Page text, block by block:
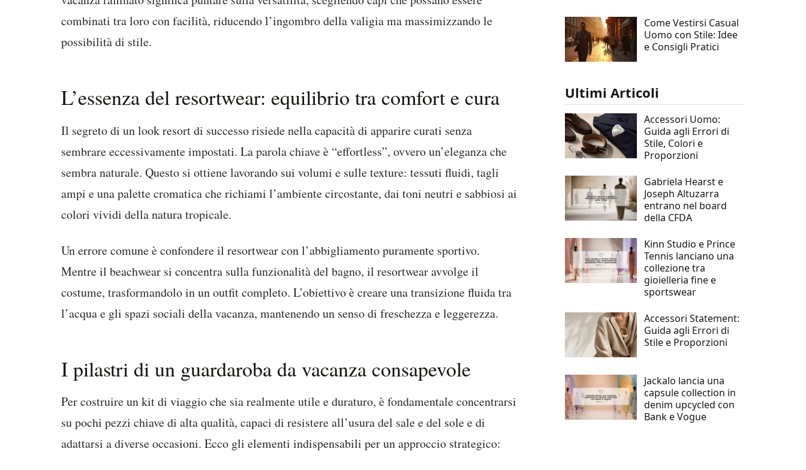
combinati tra loro con facilità, riducendo l’ingombro della valigia ma massimizzando le
possibilità di stile.
L’essenza del resortwear: equilibrio tra comfort e cura
Il segreto di un look resort di successo risiede nella capacità di apparire curati senza
sembrare eccessivamente impostati. La parola chiave è “effortless”, ovvero un’eleganza che
sembra naturale. Questo si ottiene lavorando sui volumi e sulle texture: tessuti fluidi, tagli
ampi e una palette cromatica che richiami l’ambiente circostante, dai toni neutri e sabbiosi ai
colori vividi della natura tropicale.
Un errore comune è confondere il resortwear con l’abbigliamento puramente sportivo.
Mentre il beachwear si concentra sulla funzionalità del bagno, il resortwear avvolge il
costume, trasformandolo in un outfit completo. L’obiettivo è creare una transizione fluida tra
l’acqua e gli spazi sociali della vacanza, mantenendo un senso di freschezza e leggerezza.
I pilastri di un guardaroba da vacanza consapevole
Per costruire un kit di viaggio che sia realmente utile e duraturo, è fondamentale concentrarsi
su pochi pezzi chiave di alta qualità, capaci di resistere all’usura del sale e del sole e di
adattarsi a diverse occasioni. Ecco gli elementi indispensabili per un approccio strategico:
Come Vestirsi Casual
Uomo con Stile: Idee
e Consigli Pratici
Ultimi Articoli
Accessori Uomo:
Guida agli Errori di
Stile, Colori e
Proporzioni
Gabriela Hearst e
Joseph Altuzarra
entrano nel board
della CFDA
Kinn Studio e Prince
Tennis lanciano una
collezione tra
gioielleria fine e
sportswear
Accessori Statement:
Guida agli Errori di
Stile e Proporzioni
Jackalo lancia una
capsule collection in
denim upcycled con
Bank e Vogue